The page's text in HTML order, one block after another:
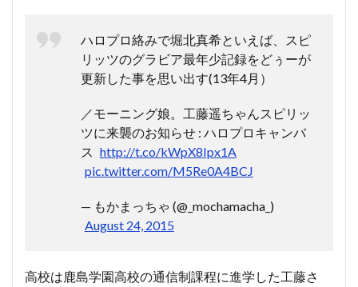
ハロプロ絡みで堀北真希といえば、スピ
リッツのグラビア最年少記録をどぅーが
更新した事を思い出す(13年4月）
／モーニング娘。工藤遥ちゃんスピリッ
ツに来襲のお知らせ : ハロプロキャンバ
ス http://t.co/kWpX8Ipx1A
pic.twitter.com/M5Re0A4BCJ
— もかまっちゃ (@_mochamacha_)
August 24, 2015
高校は鹿島学園高校の通信制課程に進学した工藤さ